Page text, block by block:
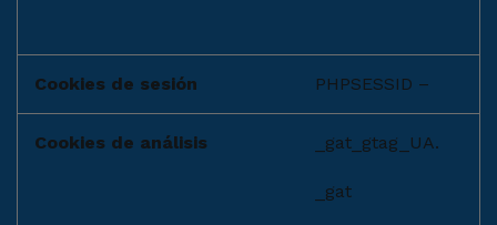
Cookies de sesión PHPSESSID –
Cookies de análisis _gat_gtag_UA.
_gat